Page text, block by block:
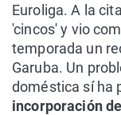
Euroliga. A la
'cincos' y vio
temporada un
Garuba. Un
doméstica sí ha
incorporación